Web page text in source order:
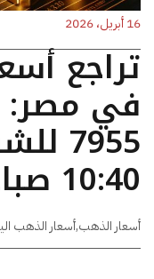
16 أبريل، 2026
تراجع
10:40 صباحا
أسعار الذهب,أسعار الذهب